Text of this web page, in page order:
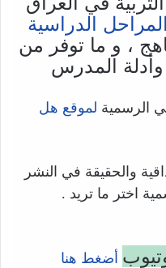
الدراسية
، و ما توفر من
وأدلة المدرس
الرسمية لموقع هل
والحقيقة في النشر
اختر ما تريد .
أضغط هنا